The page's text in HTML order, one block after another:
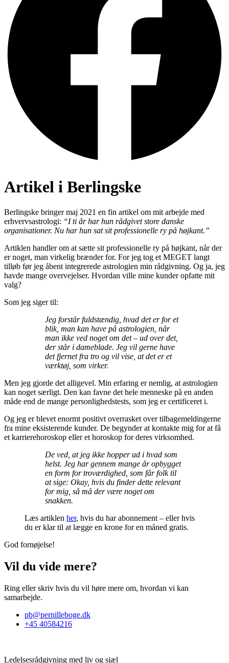
Artikel i Berlingske
Berlingske bringer maj 2021 en fin artikel om mit arbejde med
erhvervsastrologi: “I ti år har hun rådgivet store danske
organisationer. Nu har hun sat sit professionelle ry på højkant.”
Artiklen handler om at sætte sit professionelle ry på højkant, når der
er noget, man virkelig brænder for. For jeg tog et MEGET langt
tilløb før jeg åbent integrerede astrologien min rådgivning. Og ja, jeg
havde mange overvejelser. Hvordan ville mine kunder opfatte mit
valg?
Som jeg siger til:
Jeg forstår fuldstændig, hvad det er for et
blik, man kan have på astrologien, når
man ikke ved noget om det – ud over det,
der står i dameblade. Jeg vil gerne have
det fjernet fra tro og vil vise, at det er et
værktøj, som virker.
Men jeg gjorde det alligevel. Min erfaring er nemlig, at astrologien
kan noget særligt. Den kan favne det hele menneske på en anden
måde end de mange personlighedstests, som jeg er certificeret i.
Og jeg er blevet enormt positivt overrasket over tilbagemeldingerne
fra mine eksisterende kunder. De begynder at kontakte mig for at få
et karrierehoroskop eller et horoskop for deres virksomhed.
De ved, at jeg ikke hopper ud i hvad som
helst. Jeg har gennem mange år opbygget
en form for troværdighed, som får folk til
at sige: Okay, hvis du finder dette relevant
for mig, så må der være noget om
snakken.
Læs artiklen her, hvis du har abonnement – eller hvis
du er klar til at lægge en krone for en måned gratis.
God fornøjelse!
Vil du vide mere?
Ring eller skriv hvis du vil høre mere om, hvordan vi kan
samarbejde.
pb@pernilleboge.dk
+45 40584216
Ledelsesrådgivning med liv og sjæl